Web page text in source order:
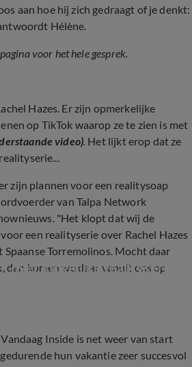
aan hoe hij zich gedraagt of je denkt:
Hélène.
voor het hele gesprek.
Hazes. Er zijn opmerkelijke
op TikTok waarop ze te zien is met
video). Het lijkt erop dat ze
zijn plannen voor een realitysoap
van Talpa Network
"Het klopt dat wij de
een realityserie over Rachel Hazes
Torremolinos. Mocht daar
dan komen we daar vanuit ons op
over mogelijke realityserie
Inside is net weer van start
hun vakantie zeer succesvol